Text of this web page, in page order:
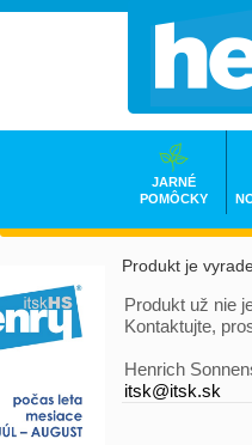
Produkt je
Produkt už nie
Kontaktujte,
Henrich
itsk@itsk.sk
JARNÉ
POMÔCKY